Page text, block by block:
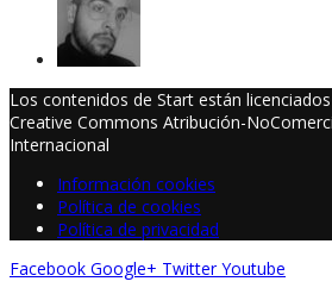
Los contenidos de Start están
Creative Commons Atribución-
Internacional
Información cookies
Política de cookies
Política de privacidad
Facebook Google+ Twitter Youtube